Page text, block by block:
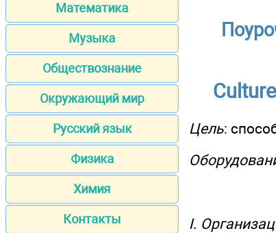
Математика
Музыка
Обществознание
Окружающий мир
Русский язык
Физика
Химия
Контакты
Цель:
I.